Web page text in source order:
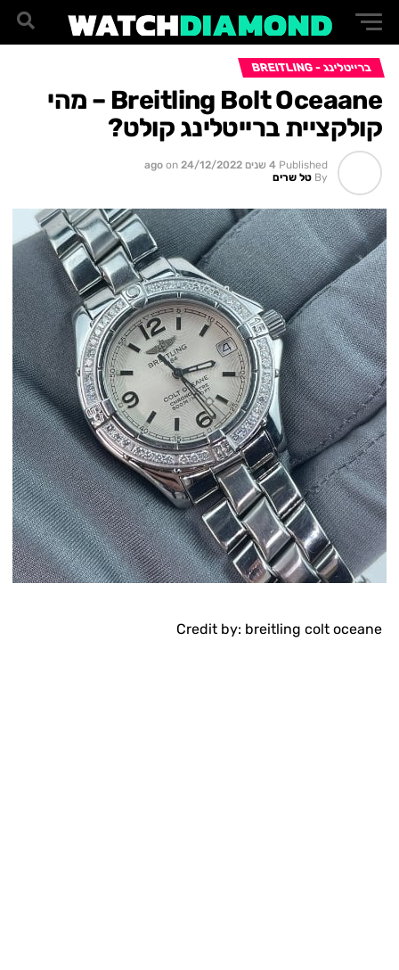
ברייטלינג - BREITLING
Breitling Bolt Oceaane – מהי
קולקציית ברייטלינג קולט?
Published 4 שנים ago on 24/12/2022
By טל שרים
Credit by: breitling colt oceane